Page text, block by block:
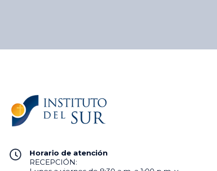
Horario de atención
RECEPCIÓN: